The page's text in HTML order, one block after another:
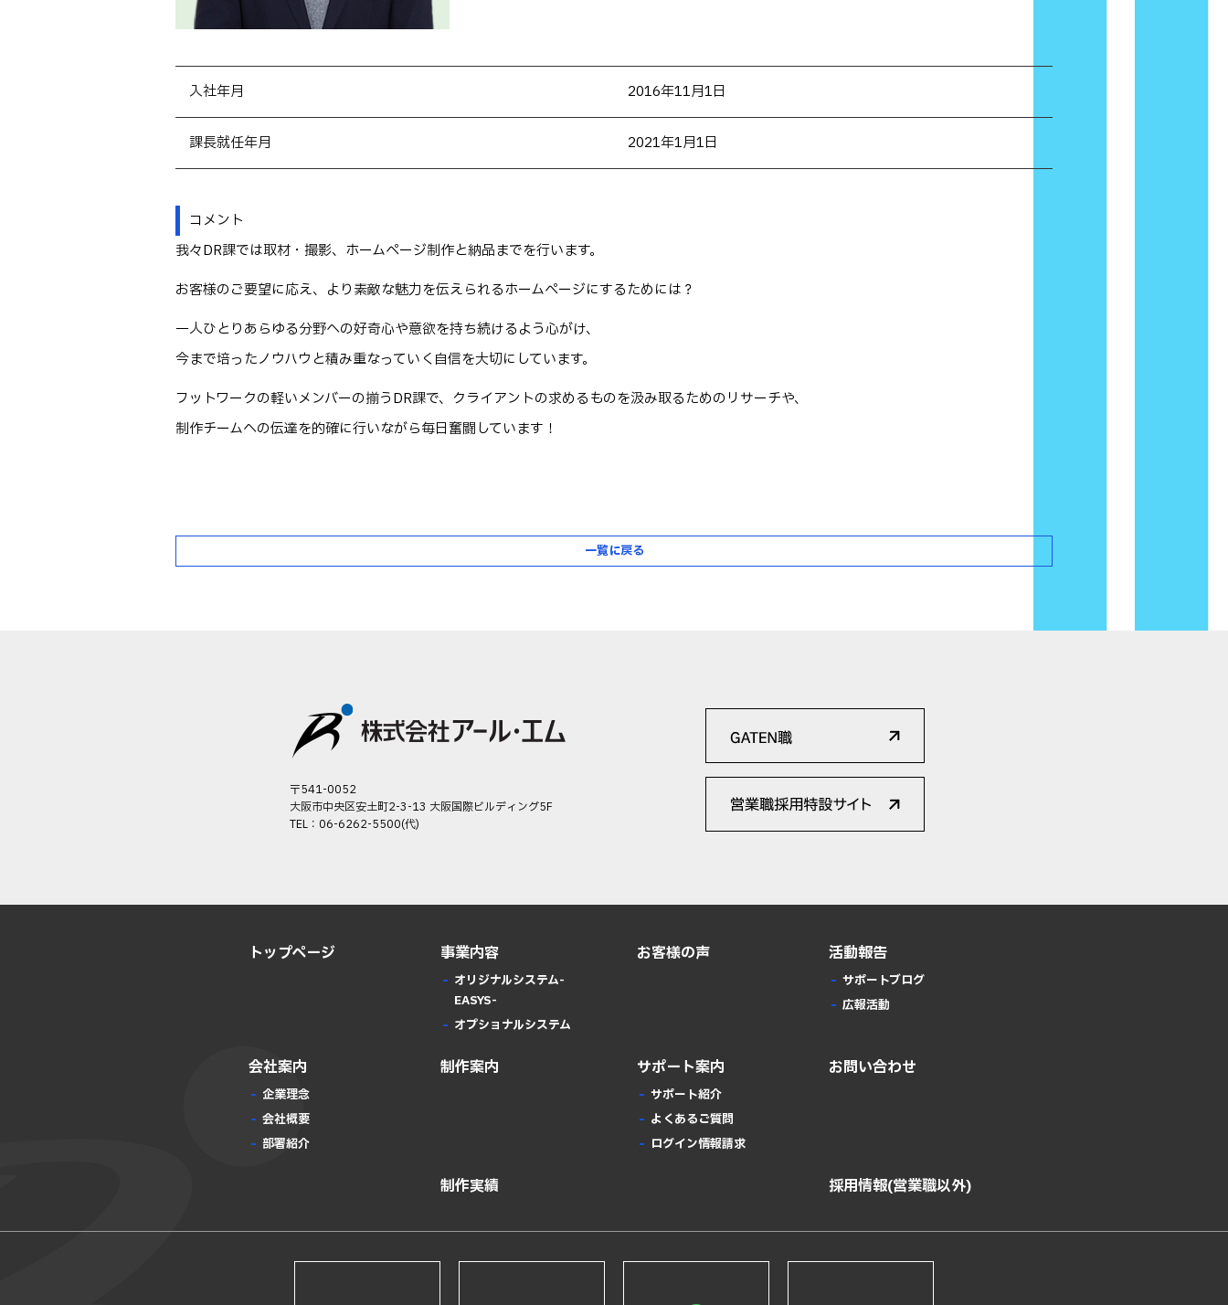
入社年月 2016年11月1日
課長就任年月 2021年1月1日
コメント
我々DR課では取材・撮影、ホームページ制作と納品までを行います。
お客様のご要望に応え、より素敵な魅力を伝えられるホームページにするためには？
一人ひとりあらゆる分野への好奇心や意欲を持ち続けるよう心がけ、
今まで培ったノウハウと積み重なっていく自信を大切にしています。
フットワークの軽いメンバーの揃うDR課で、クライアントの求めるものを汲み取るためのリサーチや、
制作チームへの伝達を的確に行いながら毎日奮闘しています！
一覧に戻る
トップページ
会社案内
企業理念
会社概要
部署紹介
事業内容
オリジナルシステム-
EASYS-
オプショナルシステム
制作案内
制作実績
お客様の声
サポート案内
サポート紹介
よくあるご質問
ログイン情報請求
活動報告
サポートブログ
広報活動
お問い合わせ
採用情報(営業職以外)
〒541-0052
大阪市中央区安土町2-3-13 大阪国際ビルディング5F
TEL：06-6262-5500(代)